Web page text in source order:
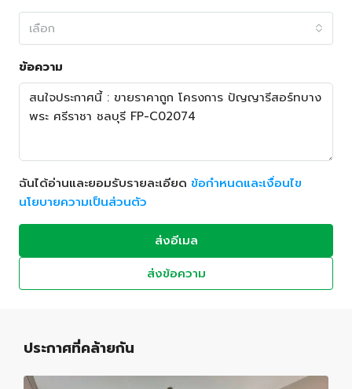
เลือก
ข้อความ
ฉันได้อ่านและยอมรับรายละเอียด ข้อกำหนดและเงื่อนไข
นโยบายความเป็นส่วนตัว
ส่งอีเมล
ส่งข้อความ
ประกาศที่คล้ายกัน